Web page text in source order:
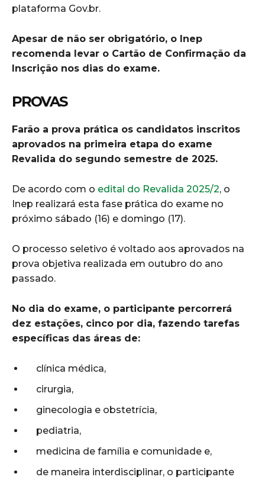
plataforma Gov.br.
Apesar de não ser obrigatório, o Inep
recomenda levar o Cartão de Confirmação da
Inscrição nos dias do exame.
PROVAS
Farão a prova prática os candidatos inscritos
aprovados na primeira etapa do exame
Revalida do segundo semestre de 2025.
De acordo com o edital do Revalida 2025/2, o
Inep realizará esta fase prática do exame no
próximo sábado (16) e domingo (17).
O processo seletivo é voltado aos aprovados na
prova objetiva realizada em outubro do ano
passado.
No dia do exame, o participante percorrerá
dez estações, cinco por dia, fazendo tarefas
específicas das áreas de:
clínica médica,
cirurgia,
ginecologia e obstetrícia,
pediatria,
medicina de família e comunidade e,
de maneira interdisciplinar, o participante